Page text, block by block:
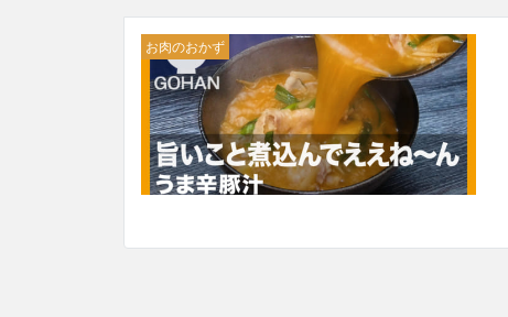
お肉のおかず